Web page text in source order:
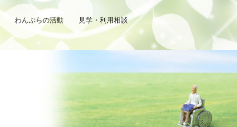
わんぷらの活動 見学・利用相談